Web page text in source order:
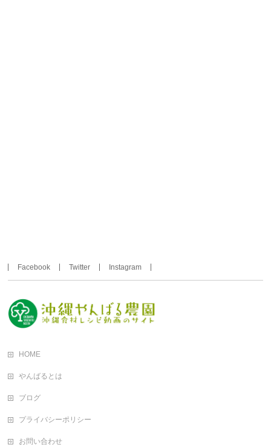
Facebook Twitter Instagram
HOME
やんばるとは
ブログ
プライバシーポリシー
お問い合わせ